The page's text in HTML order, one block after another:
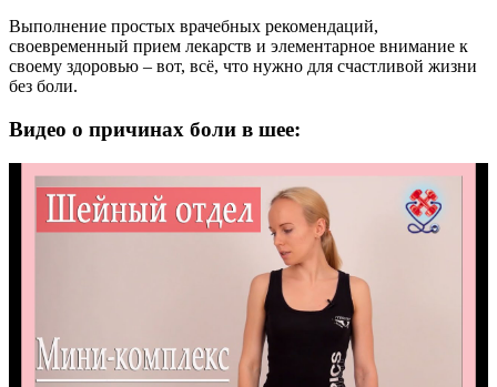
Выполнение простых врачебных рекомендаций,
своевременный прием лекарств и элементарное внимание к
своему здоровью – вот, всё, что нужно для счастливой жизни
без боли.
Видео о причинах боли в шее: